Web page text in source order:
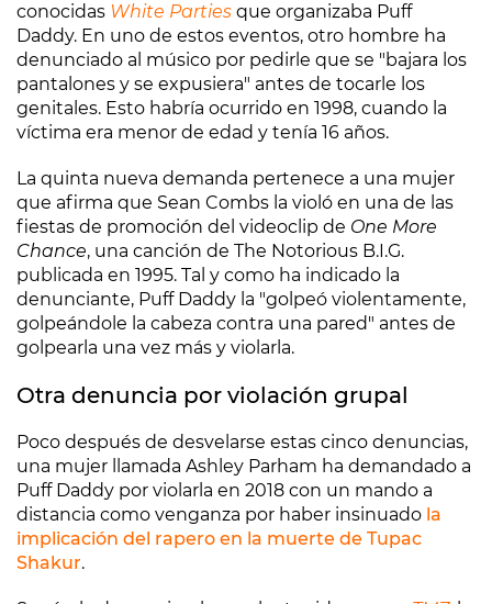
conocidas White Parties que organizaba Puff
Daddy. En uno de estos eventos, otro hombre ha
denunciado al músico por pedirle que se "bajara los
pantalones y se expusiera" antes de tocarle los
genitales. Esto habría ocurrido en 1998, cuando la
víctima era menor de edad y tenía 16 años.
La quinta nueva demanda pertenece a una mujer
que afirma que Sean Combs la violó en una de las
fiestas de promoción del videoclip de One More
Chance, una canción de The Notorious B.I.G.
publicada en 1995. Tal y como ha indicado la
denunciante, Puff Daddy la "golpeó violentamente,
golpeándole la cabeza contra una pared" antes de
golpearla una vez más y violarla.
Otra denuncia por violación grupal
Poco después de desvelarse estas cinco denuncias,
una mujer llamada Ashley Parham ha demandado a
Puff Daddy por violarla en 2018 con un mando a
distancia como venganza por haber insinuado la
implicación del rapero en la muerte de Tupac
Shakur.